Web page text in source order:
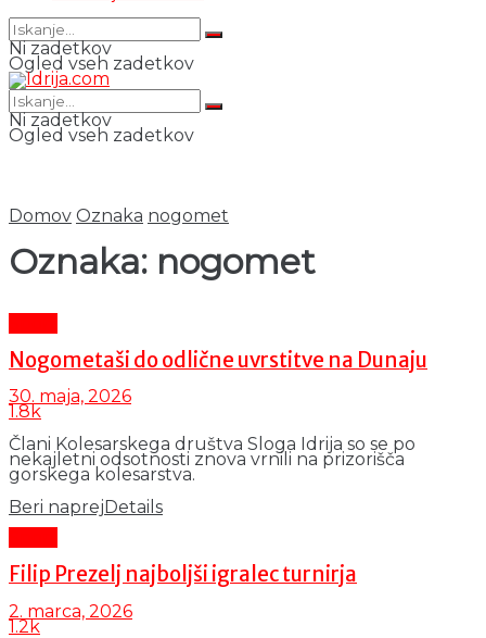
Ni zadetkov
Ogled vseh zadetkov
Ni zadetkov
Ogled vseh zadetkov
Domov Oznaka nogomet
Oznaka: nogomet
Nogometaši do odlične uvrstitve na Dunaju
30. maja, 2026
1.8k
Člani Kolesarskega društva Sloga Idrija so se po
nekajletni odsotnosti znova vrnili na prizorišča
gorskega kolesarstva.
Beri naprej Details
Filip Prezelj najboljši igralec turnirja
2. marca, 2026
1.2k